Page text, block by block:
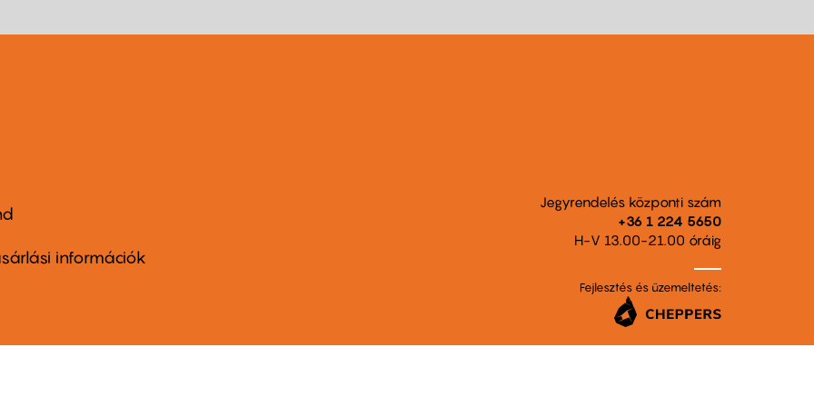
információk
Jegyrendelés központi szám
+36 1 224 5650
H-V 13.00-21.00 óráig
Fejlesztés és üzemeltetés: